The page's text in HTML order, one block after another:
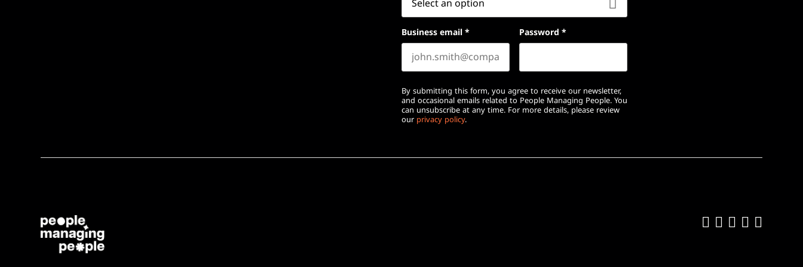
Business email * Password *
By submitting this form, you agree to receive our newsletter,
and occasional emails related to People Managing People. You
can unsubscribe at any time. For more details, please review
our privacy policy.
Like us on
Follow us
Follow us
Add us